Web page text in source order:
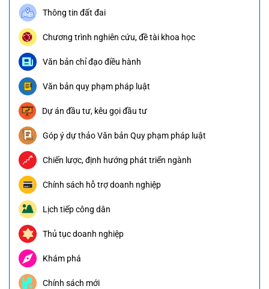
Thông tin đất đai
Chương trình nghiên cứu, đề tài khoa học
Văn bản chỉ đạo điều hành
Văn bản quy phạm pháp luật
Dự án đầu tư, kêu gọi đầu tư
Góp ý dự thảo Văn bản Quy phạm pháp luật
Chiến lược, định hướng phát triển ngành
Chính sách hỗ trợ doanh nghiệp
Lịch tiếp công dân
Thủ tục doanh nghiệp
Khám phá
Chính sách mới